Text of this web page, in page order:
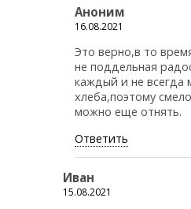
Аноним
16.08.2021
Это верно,в то
не поддельная
каждый и не всегда
хлеба,поэтому
можно еще отнять.
Ответить
Иван
15.08.2021